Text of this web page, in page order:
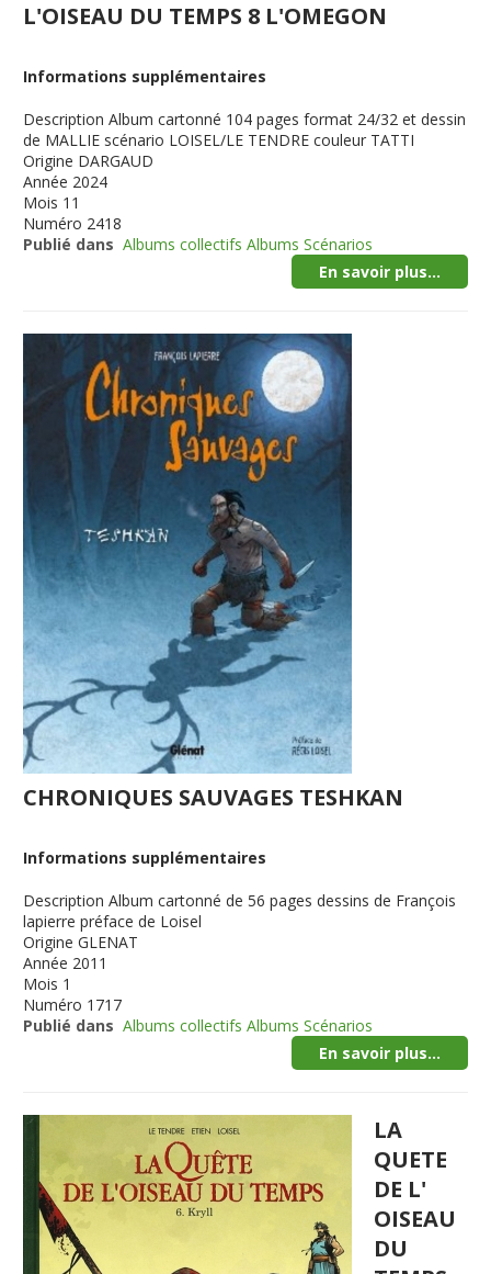
L'OISEAU DU TEMPS 8 L'OMEGON
Informations supplémentaires
Description Album cartonné 104 pages format 24/32 et dessin
de MALLIE scénario LOISEL/LE TENDRE couleur TATTI
Origine DARGAUD
Année 2024
Mois 11
Numéro 2418
Publié dans Albums collectifs Albums Scénarios
En savoir plus...
CHRONIQUES SAUVAGES TESHKAN
Informations supplémentaires
Description Album cartonné de 56 pages dessins de François
lapierre préface de Loisel
Origine GLENAT
Année 2011
Mois 1
Numéro 1717
Publié dans Albums collectifs Albums Scénarios
En savoir plus...
LA
QUETE
DE L'
OISEAU
DU